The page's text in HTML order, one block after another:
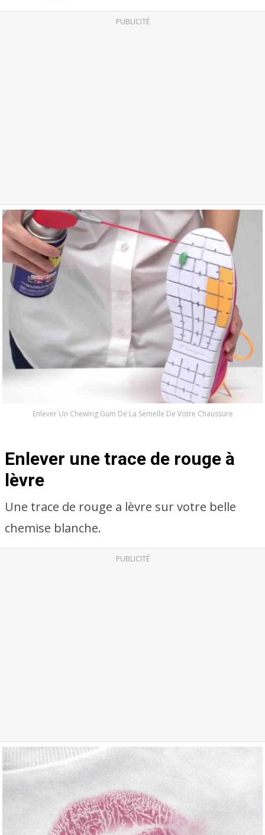
PUBLICITÉ
Enlever Un Chewing Gum De La Semelle De Votre Chaussure
Enlever une trace de rouge à
lèvre
Une trace de rouge a lèvre sur votre belle
chemise blanche.
PUBLICITÉ